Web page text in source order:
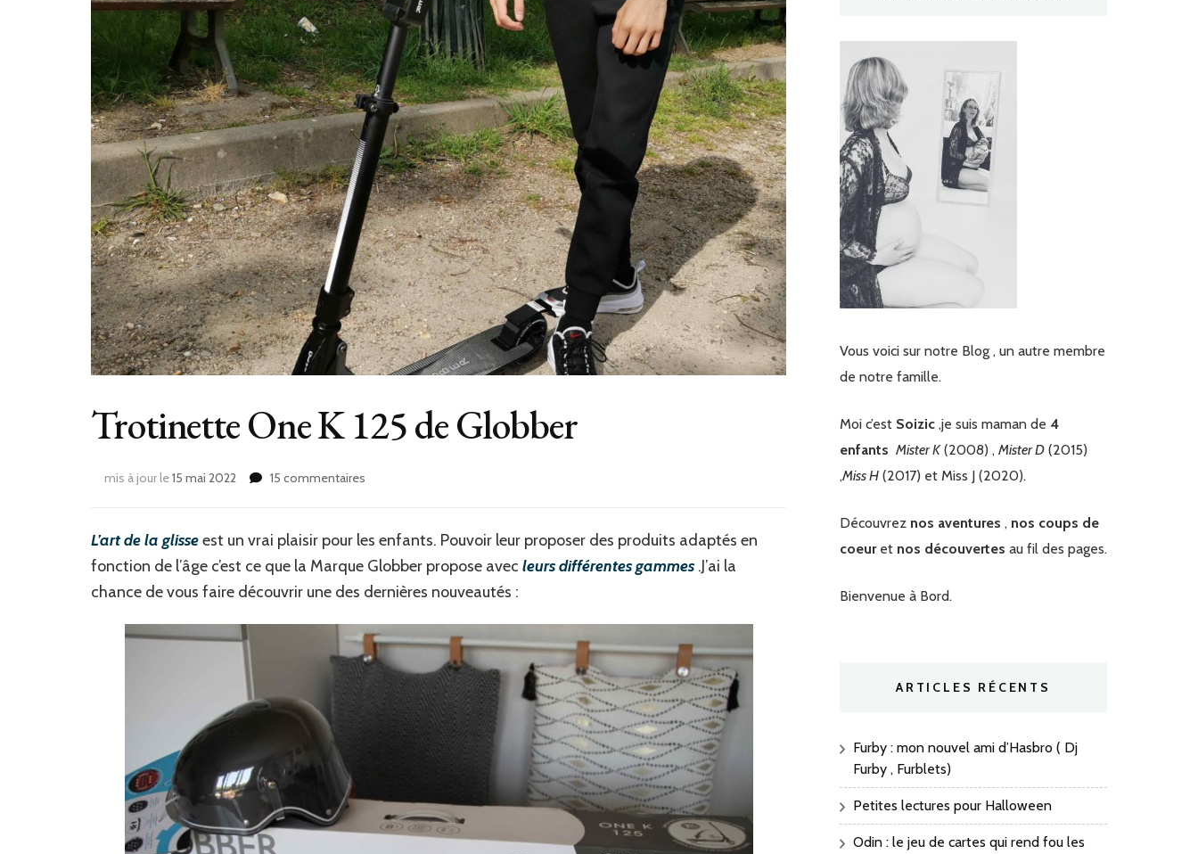
Trotinette One K 125 de Globber
mis à jour le15 mai 2022 15 commentaires
de
Globber
L’art de la glisseest un vrai plaisir pour les enfants. Pouvoir leur proposer des produits adaptés en
fonction de l’âge c’est ce que la Marque Globber propose avec leurs différentes gammes .J’ai la
chance de vous faire découvrir une des dernières nouveautés :
Vous voici sur notre Blog , un autre membre
de notre famille.
Moi c’est Soizic ,je suis maman de 4
enfants Mister K(2008) , Mister D (2015)
,Miss H (2017) et Miss J (2020).
Découvrez nos aventures , nos coups de
coeuret nos découvertes au fil des pages.
Bienvenue à Bord.
ARTICLES RÉCENTS
Furby : mon nouvel ami d’Hasbro ( Dj
Furby , Furblets)
Petites lectures pour Halloween
Odin : le jeu de cartes qui rend fou les